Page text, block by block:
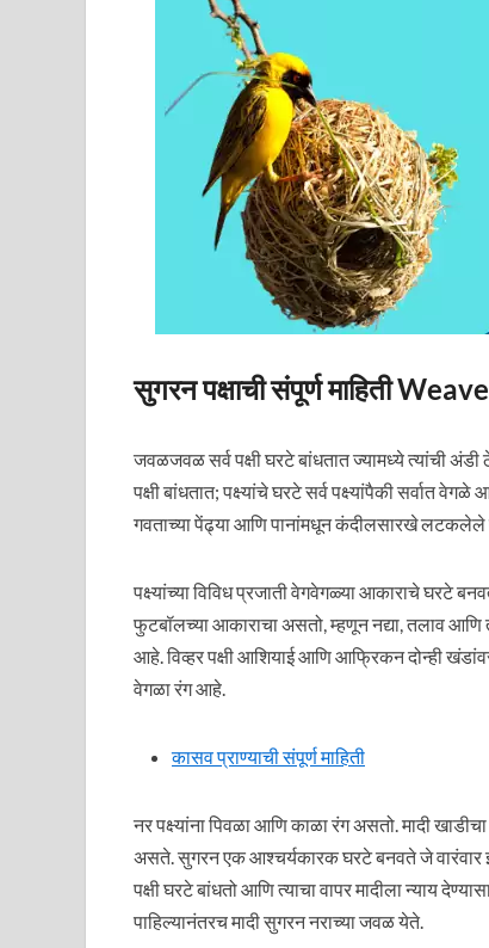
सुगरन पक्षाची संपूर्ण माहिती
जवळजवळ सर्व पक्षी घरटे बांधतात ज्यामध्ये त्यांची
पक्षी बांधतात; पक्ष्यांचे घरटे सर्व पक्ष्यांपैकी सर्वात
गवताच्या पेंढ्या आणि पानांमधून कंदीलसारखे लटकलेले
पक्ष्यांच्या विविध प्रजाती वेगवेगळ्या आकाराचे घरटे
फुटबॉलच्या आकाराचा असतो, म्हणून नद्या, तलाव आणि
आहे. विव्हर पक्षी आशियाई आणि आफ्रिकन दोन्ही
वेगळा रंग आहे.
कासव प्राण्याची संपूर्ण माहिती
नर पक्ष्यांना पिवळा आणि काळा रंग असतो. मादी
असते. सुगरन एक आश्चर्यकारक घरटे बनवते जे वारंवार
पक्षी घरटे बांधतो आणि त्याचा वापर मादीला न्याय
पाहिल्यानंतरच मादी सुगरन नराच्या जवळ येते.